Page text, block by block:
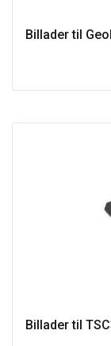
Billader til
Billader til